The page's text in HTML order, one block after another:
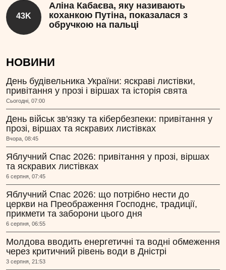
43K
Аліна Кабаєва, яку називають
коханкою Путіна, показалася з
обручкою на пальці
НОВИНИ
День будівельника України: яскраві листівки,
привітання у прозі і віршах та історія свята
Сьогодні, 07:00
День військ зв'язку та кібербезпеки: привітання у
прозі, віршах та яскравих листівках
Вчора, 08:45
Яблучний Спас 2026: привітання у прозі, віршах
та яскравих листівках
6 серпня, 07:45
Яблучний Спас 2026: що потрібно нести до
церкви на Преображення Господнє, традиції,
прикмети та заборони цього дня
6 серпня, 06:55
Молдова вводить енергетичні та водні обмеження
через критичний рівень води в Дністрі
3 серпня, 21:53